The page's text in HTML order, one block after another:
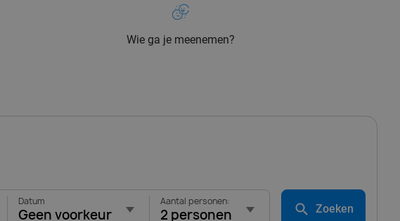
Wie ga je meenemen?
Datum
Geen voorkeur
Aantal personen:
2 personen Zoeken